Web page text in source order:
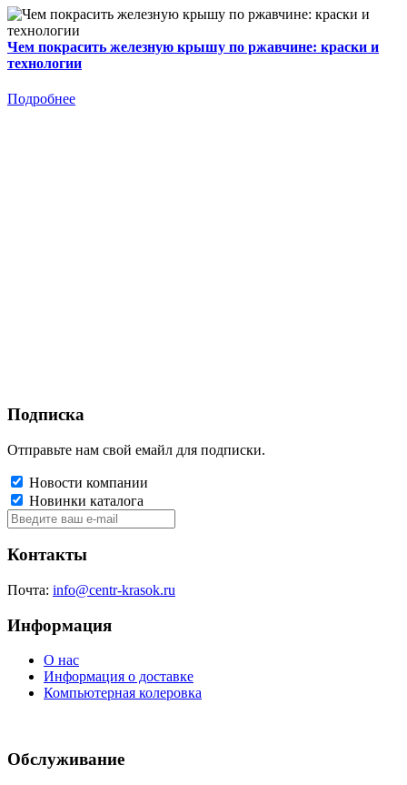
Чем покрасить железную крышу по ржавчине: краски и
технологии
Подробнее
Подписка
Отправьте нам свой емайл для подписки.
Новости компании
Новинки каталога
Контакты
Почта: info@centr-krasok.ru
Информация
О нас
Информация о доставке
Компьютерная колеровка
Обслуживание